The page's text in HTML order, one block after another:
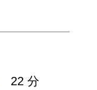
22 分